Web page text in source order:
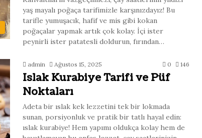
yaş mayalı poğaça tarifimizle karşınızdayız! Bu
tarifle yumuşacık, hafif ve mis gibi kokan
poğaçalar yapmak artık çok kolay. İçi ister
peynirli ister patatesli doldurun, fırından…
admin Ağustos 15, 2025 0 146
Islak Kurabiye Tarifi ve Püf
Noktaları
Adeta bir ıslak kek lezzetini tek bir lokmada
sunan, porsiyonluk ve pratik bir tatlı hayal edin:
ıslak kurabiye! Hem yapımı oldukça kolay hem de